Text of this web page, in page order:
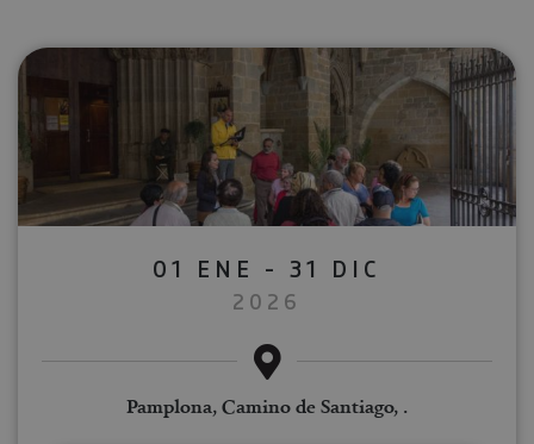
01 ENE - 31 DIC
2026
Pamplona, Camino de Santiago, .